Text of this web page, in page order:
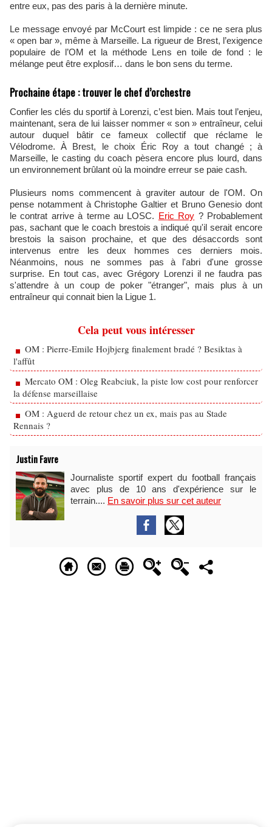
entre eux, pas des paris à la dernière minute.
Le message envoyé par McCourt est limpide : ce ne sera plus
« open bar », même à Marseille. La rigueur de Brest, l’exigence
populaire de l’OM et la méthode Lens en toile de fond : le
mélange peut être explosif… dans le bon sens du terme.
Prochaine étape : trouver le chef d’orchestre
Confier les clés du sportif à Lorenzi, c’est bien. Mais tout l’enjeu,
maintenant, sera de lui laisser nommer « son » entraîneur, celui
autour duquel bâtir ce fameux collectif que réclame le
Vélodrome. À Brest, le choix Éric Roy a tout changé ; à
Marseille, le casting du coach pèsera encore plus lourd, dans
un environnement brûlant où la moindre erreur se paie cash.
Plusieurs noms commencent à graviter autour de l'OM. On
pense notamment à Christophe Galtier et Bruno Genesio dont
le contrat arrive à terme au LOSC. Eric Roy ? Probablement
pas, sachant que le coach brestois a indiqué qu'il serait encore
brestois la saison prochaine, et que des désaccords sont
intervenus entre les deux hommes ces derniers mois.
Néanmoins, nous ne sommes pas à l'abri d'une grosse
surprise. En tout cas, avec Grégory Lorenzi il ne faudra pas
s'attendre à un coup de poker "étranger", mais plus à un
entraîneur qui connait bien la Ligue 1.
Cela peut vous intéresser
OM : Pierre-Emile Hojbjerg finalement bradé ? Besiktas à
l'affût
Mercato OM : Oleg Reabciuk, la piste low cost pour renforcer
la défense marseillaise
OM : Aguerd de retour chez un ex, mais pas au Stade
Rennais ?
Justin Favre
Journaliste sportif expert du football français
avec plus de 10 ans d'expérience sur le
terrain.... En savoir plus sur cet auteur